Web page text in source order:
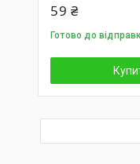
59 ₴
Готово до